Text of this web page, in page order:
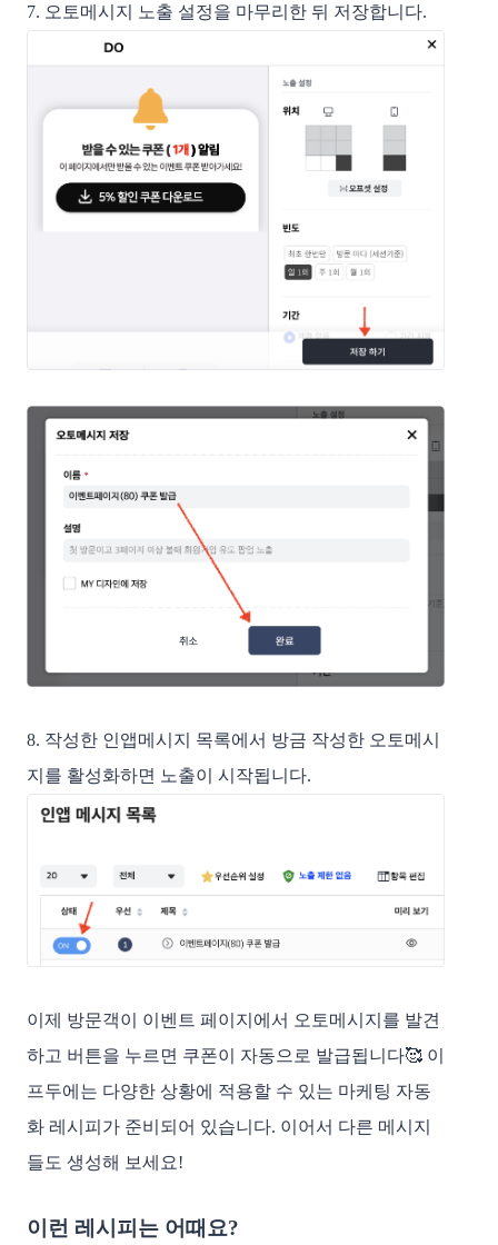
7. 오토메시지 노출 설정을 마무리한 뒤 저장합니다.
8. 작성한 인앱메시지 목록에서 방금 작성한 오토메시
지를 활성화하면 노출이 시작됩니다.
이제 방문객이 이벤트 페이지에서 오토메시지를 발견
하고 버튼을 누르면 쿠폰이 자동으로 발급됩니다🥰 이
프두에는 다양한 상황에 적용할 수 있는 마케팅 자동
화 레시피가 준비되어 있습니다. 이어서 다른 메시지
들도 생성해 보세요!
이런 레시피는 어때요?